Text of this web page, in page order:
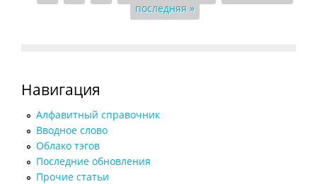
последняя »
Навигация
Алфавитный справочник
Вводное слово
Облако тэгов
Последние обновления
Прочие статьи